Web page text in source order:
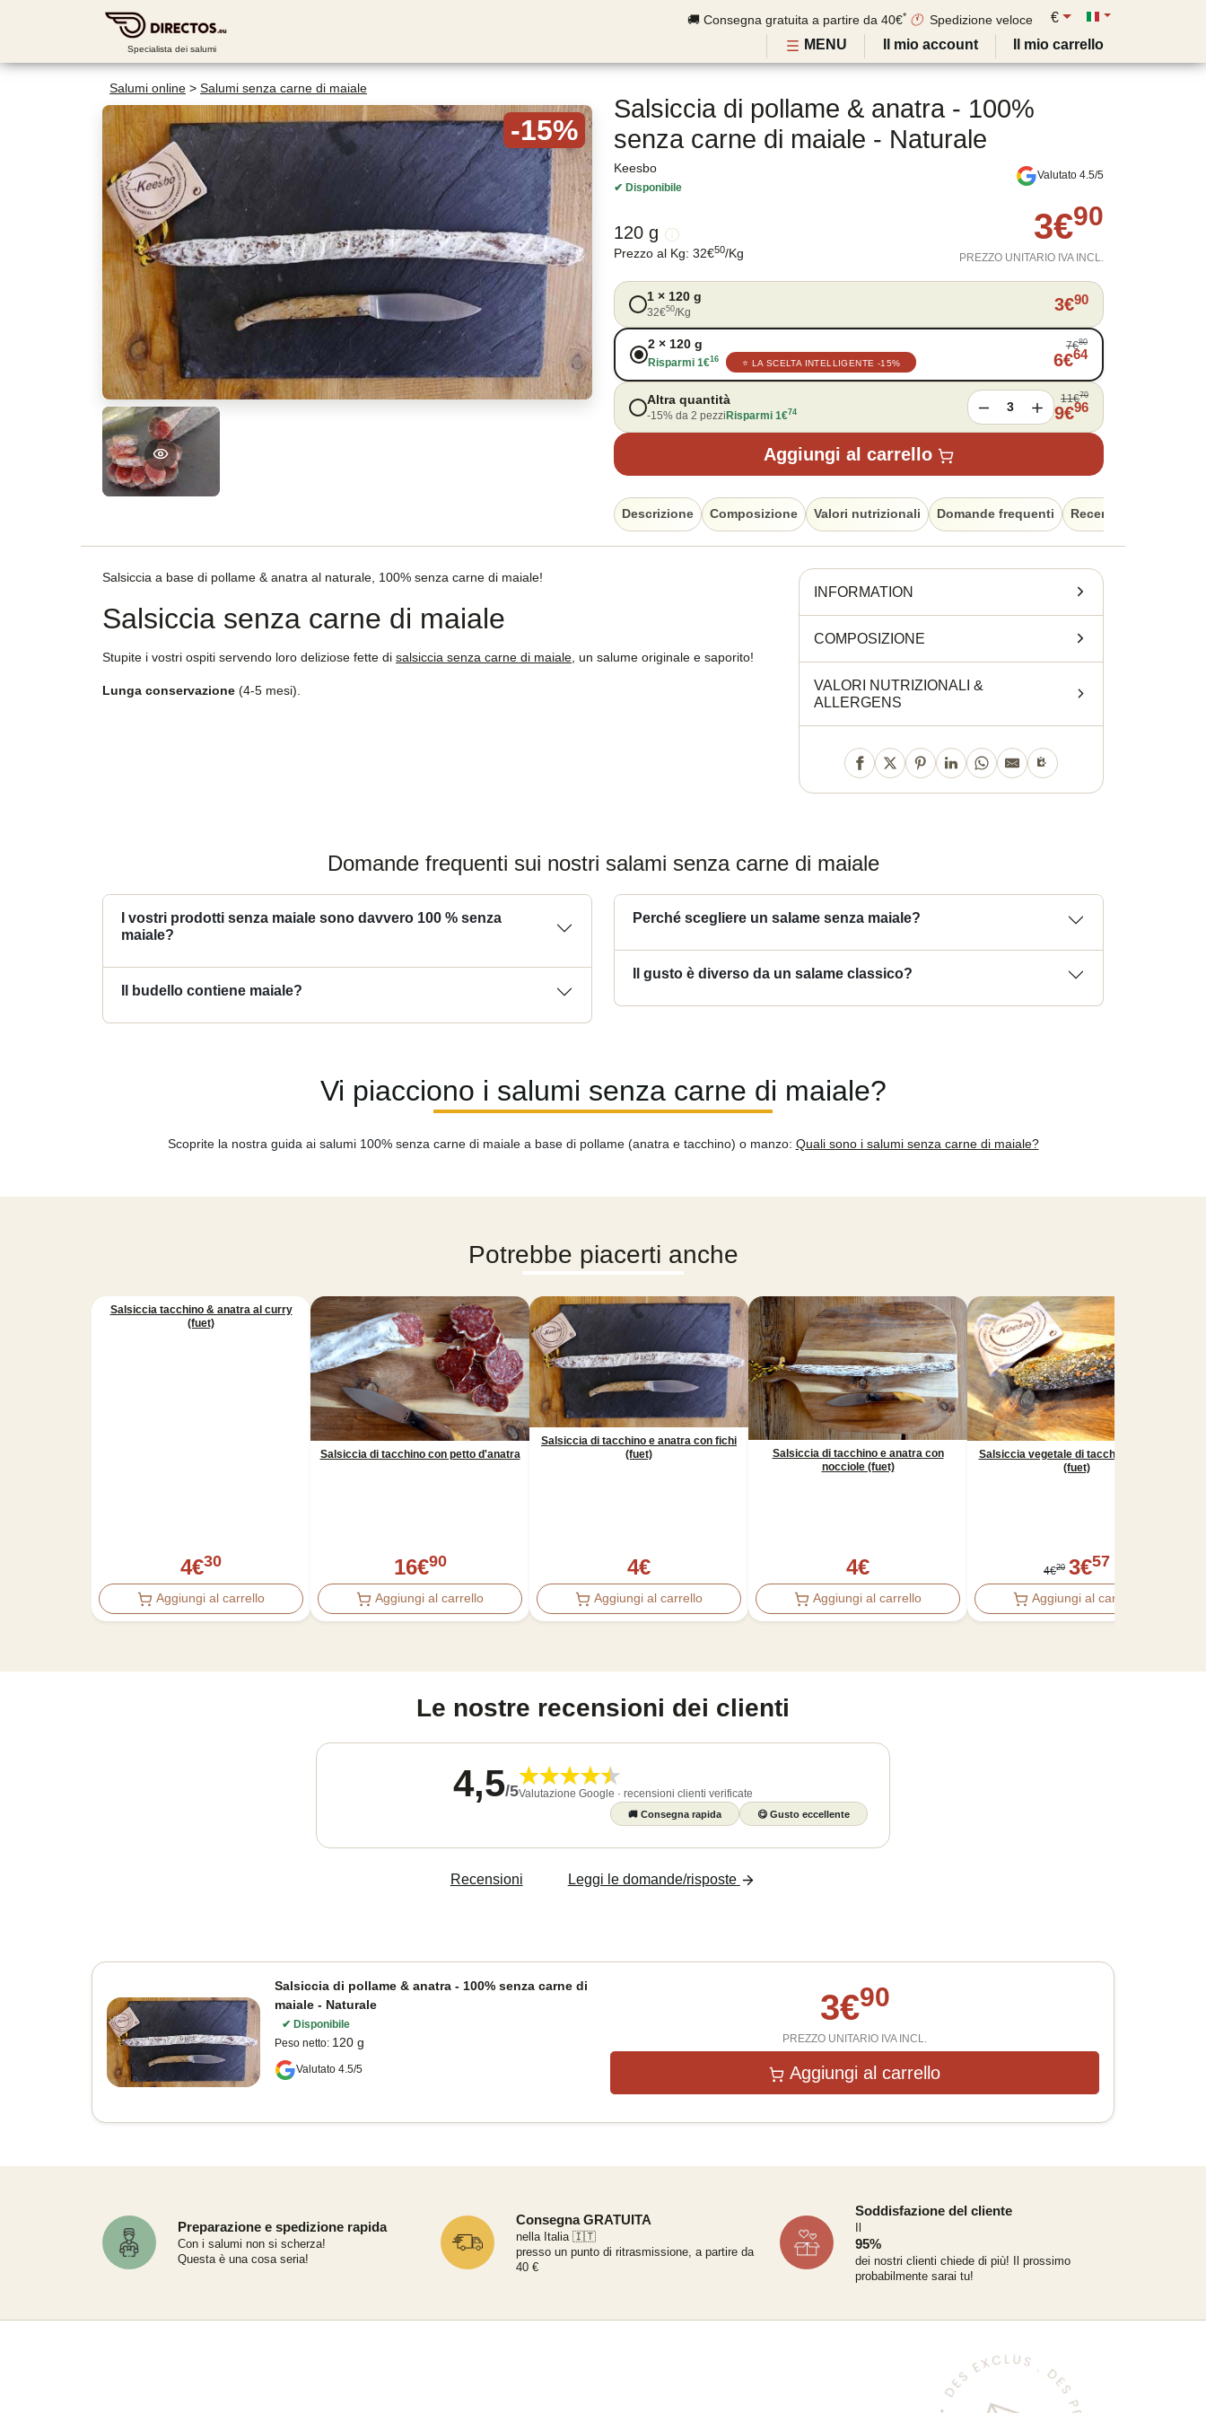
Specialista dei salumi
🚚 Consegna gratuita a partire da 40€* 🕚Spedizione veloce
€
MENU
Il mio account Il mio carrello
Salumi online > Salumi senza carne di maiale
-15%
Salsiccia di pollame & anatra - 100%
senza carne di maiale - Naturale
Keesbo
✔ Disponibile
Valutato 4.5/5
120 g
Prezzo al Kg: 32€50/Kg
3€90
PREZZO UNITARIO IVA INCL.
1 × 120 g
32€50/Kg 3€90
2 × 120 g
Risparmi 1€16 ⭐ LA SCELTA INTELLIGENTE -15%
7€80
6€64
Altra quantità
-15% da 2 pezziRisparmi 1€74 3
11€70
9€96
Aggiungi al carrello
Descrizione Composizione Valori nutrizionali Domande frequenti Recensioni
Salsiccia a base di pollame & anatra al naturale, 100% senza carne di maiale!
Salsiccia senza carne di maiale
Stupite i vostri ospiti servendo loro deliziose fette di salsiccia senza carne di maiale , un salume originale e saporito!
Lunga conservazione (4-5 mesi).
INFORMATION
COMPOSIZIONE
VALORI NUTRIZIONALI &
ALLERGENS
Domande frequenti sui nostri salami senza carne di maiale
I vostri prodotti senza maiale sono davvero 100 % senza
maiale?
Il budello contiene maiale?
Perché scegliere un salame senza maiale?
Il gusto è diverso da un salame classico?
Vi piacciono i salumi senza carne di maiale?
Scoprite la nostra guida ai salumi 100% senza carne di maiale a base di pollame (anatra e tacchino) o manzo: Quali sono i salumi senza carne di maiale?
Potrebbe piacerti anche
Salsiccia tacchino & anatra al curry
(fuet)
4€30
Aggiungi al carrello
Salsiccia di tacchino con petto d'anatra
16€90
Aggiungi al carrello
Salsiccia di tacchino e anatra con fichi
(fuet)
4€
Aggiungi al carrello
Salsiccia di tacchino e anatra con
nocciole (fuet)
4€
Aggiungi al carrello
Salsiccia vegetale di tacchino e anatra
(fuet)
4€20 3€57
Aggiungi al carrello
Le nostre recensioni dei clienti
4,5/5Valutazione Google · recensioni clienti verificate
🚚Consegna rapida 😋Gusto eccellente
Recensioni Leggi le domande/risposte
Salsiccia di pollame & anatra - 100% senza carne di
maiale - Naturale
✔ Disponibile
Peso netto: 120 g
Valutato 4.5/5
3€90
PREZZO UNITARIO IVA INCL.
Aggiungi al carrello
Preparazione e spedizione rapida
Con i salumi non si scherza!
Questa è una cosa seria!
Consegna GRATUITA
nella Italia 🇮🇹
presso un punto di ritrasmissione, a partire da
40 €
Soddisfazione del cliente
95%
dei nostri clienti chiede di più! Il prossimo
probabilmente sarai tu!